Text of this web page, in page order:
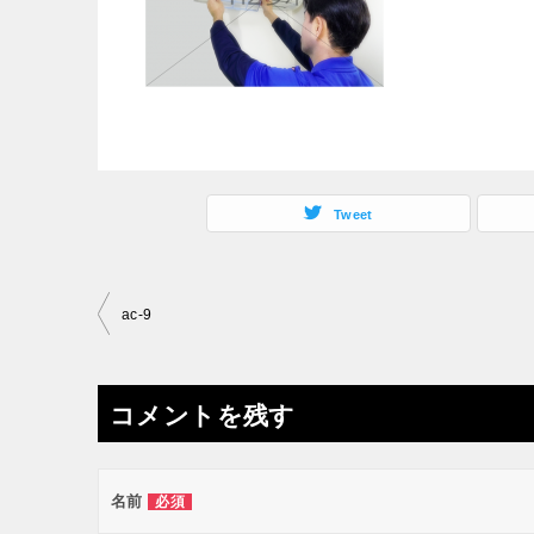
Tweet
投
ナ
ビ
ー
ac-9
コメントを残す
名前 必須